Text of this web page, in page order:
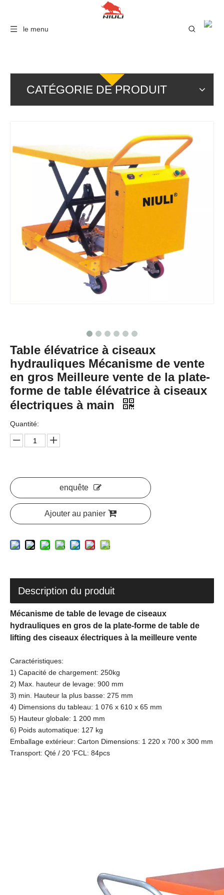
le menu
CATÉGORIE DE PRODUIT
Table élévatrice à ciseaux
hydrauliques Mécanisme de vente
en gros Meilleure vente de la plate-
forme de table élévatrice à ciseaux
électriques à main
Quantité:
enquête
Ajouter au panier
Description du produit
Mécanisme de table de levage de ciseaux
hydrauliques en gros de la plate-forme de table de
lifting des ciseaux électriques à la meilleure vente
Caractéristiques:
1) Capacité de chargement: 250kg
2) Max. hauteur de levage: 900 mm
3) min. Hauteur la plus basse: 275 mm
4) Dimensions du tableau: 1 076 x 610 x 65 mm
5) Hauteur globale: 1 200 mm
6) Poids automatique: 127 kg
Emballage extérieur: Carton Dimensions: 1 220 x 700 x 300 mm
Transport: Qté / 20 'FCL: 84pcs